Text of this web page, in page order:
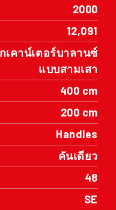
2000
12,091
เคาน์เตอร์บาลานซ์
แบบสามเสา
400 cm
200 cm
Handles
คันเดียว
48
SE